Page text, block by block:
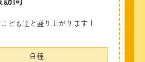
ども達と盛り上がります！
日程